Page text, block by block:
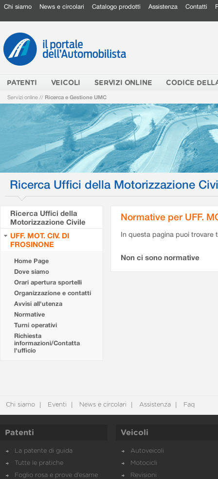
Chi siamo News e circolari Catalogo prodotti Assistenza Contatti
PATENTI VEICOLI SERVIZI ONLINE CODICE
Servizi online // Ricerca e Gestione UMC
Ricerca Uffici della Motorizzazione
Ricerca Uffici della
Motorizzazione Civile
UFF. MOT. CIV. DI
FROSINONE
Home Page
Dove siamo
Orari apertura sportelli
Organizzazione e contatti
Avvisi all'utenza
Normative
Turni operativi
Richiesta
informazioni/Contatta
l'ufficio
Normative per UFF.
In questa pagina puoi
Non ci sono normative
Chi siamo Eventi News e circolari Assistenza Faq
Patenti
La patente di guida
Tutte le pratiche
Foglio rosa e prove d’esame
Veicoli
Autoveicoli
Motocicli
Revisioni